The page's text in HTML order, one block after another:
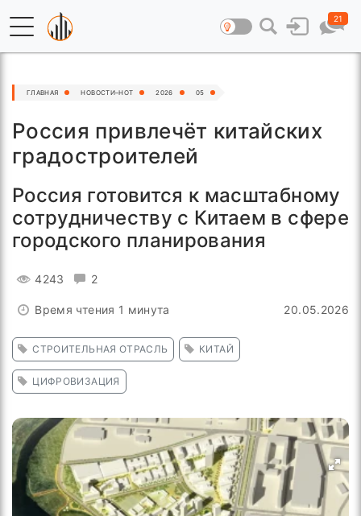
21
ГЛАВНАЯ НОВОСТИ–HOT 2026 05
Россия привлечёт китайских
градостроителей
Россия готовится к масштабному
сотрудничеству с Китаем в сфере
городского планирования
4243 2
Время чтения 1 минута 20.05.2026
СТРОИТЕЛЬНАЯ ОТРАСЛЬ КИТАЙ
ЦИФРОВИЗАЦИЯ